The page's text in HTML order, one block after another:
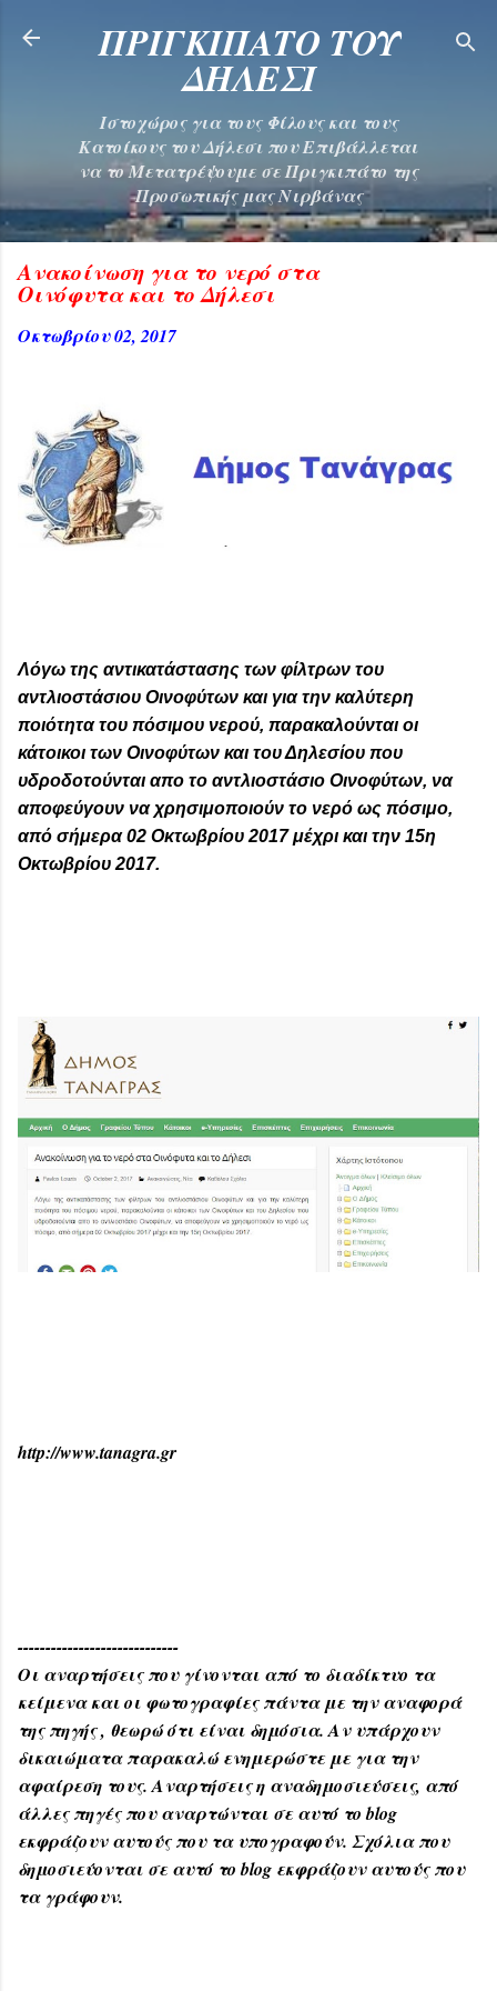
Μετάβαση στο κύριο περιεχόμενο
ΠΡΙΓΚΙΠΑΤΟ ΤΟΥ
ΔΗΛΕΣΙ
Ιστοχώρος για τους Φίλους και τους
Κατοίκους του Δήλεσι που Επιβάλλεται
να το Μετατρέψουμε σε Πριγκιπάτο της
Προσωπικής μας Νιρβάνας
Ανακοίνωση για το νερό στα
Οινόφυτα και το Δήλεσι
Οκτωβρίου 02, 2017
Λόγω της αντικατάστασης των φίλτρων του
αντλιοστάσιου Οινοφύτων και για την καλύτερη
ποιότητα του πόσιμου νερού, παρακαλούνται οι
κάτοικοι των Οινοφύτων και του Δηλεσίου που
υδροδοτούνται απο το αντλιοστάσιο Οινοφύτων, να
αποφεύγουν να χρησιμοποιούν το νερό ως πόσιμο,
από σήμερα 02 Οκτωβρίου 2017 μέχρι και την 15η
Οκτωβρίου 2017.
http://www.tanagra.gr
-----------------------------
Οι αναρτήσεις που γίνονται από το διαδίκτυο τα
κείμενα και οι φωτογραφίες πάντα με την αναφορά
της πηγής , θεωρώ ότι είναι δημόσια. Αν υπάρχουν
δικαιώματα παρακαλώ ενημερώστε με για την
αφαίρεση τους. Αναρτήσεις η αναδημοσιεύσεις, από
άλλες πηγές που αναρτώνται σε αυτό το blog
εκφράζουν αυτούς που τα υπογραφούν. Σχόλια που
δημοσιεύονται σε αυτό το blog εκφράζουν αυτούς που
τα γράφουν.